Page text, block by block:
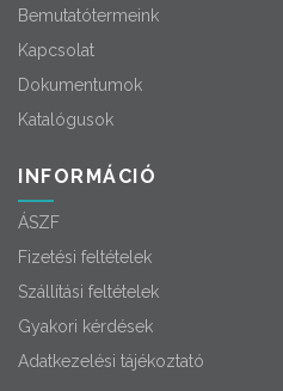
Bemutatótermeink
Kapcsolat
Dokumentumok
Katalógusok
INFORMÁCIÓ
ÁSZF
Fizetési feltételek
Szállítási feltételek
Gyakori kérdések
Adatkezelési tájékoztató